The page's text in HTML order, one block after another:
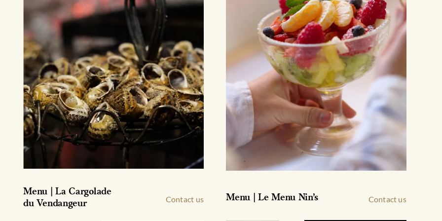
la
page
du
produit
Menu | La Cargolade
du Vendangeur
Contact us Menu | Le Menu Nin’s Contact us